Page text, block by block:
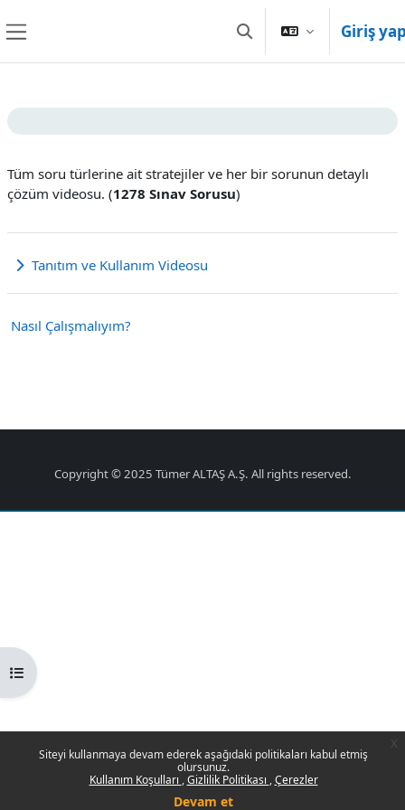
Siteyi kullanmaya devam ederek aşağıdaki politikaları kabul etmiş
olursunuz.
Kullanım Koşulları Gizlilik Politikası Çerezler
Devam et
Arama girişini değiştir
Giriş
Kurs dizinini aç
Bölüm anahatları
Tüm soru türlerine ait stratejiler ve her bir sorunun detaylı
çözüm videosu. (1278 Sınav Sorusu)
Genişlet
Tanıtım ve Kullanım Videosu
Nasıl Çalışmalıyım?
Copyright © 2025 Tümer ALTAŞ A.Ş. All rights reserved.